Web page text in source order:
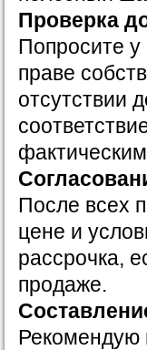
Проверка
Попросите у
праве
отсутствии
После всех
цене и
рассрочка,
продаже.
Рекомендую